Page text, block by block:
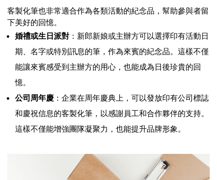
客製化筆也非常適合作為各類活動的紀念品，幫助參與者留
下美好的回憶。
婚禮或生日派對 ：新郎新娘或主辦方可以選擇印有活動日
期、名字或特別訊息的筆，作為來賓的紀念品。這樣不僅
能讓來賓感受到主辦方的用心，也能成為日後珍貴的回
憶。
公司周年慶 ：企業在周年慶典上，可以發放印有公司標誌
和慶祝信息的客製化筆，以感謝員工和合作夥伴的支持。
這樣不僅能增強團隊凝聚力，也能提升品牌形象。